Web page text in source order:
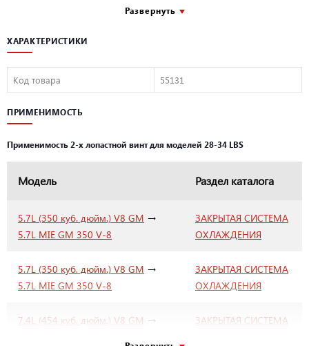
оборудовании и проходят контроль качества перед поступлением в
Mercury/Mercruiser у официального дилера Mercury ООО
«ПроМарин» вы можете быть уверенны в качестве и долговечности
приобретаемых деталей, а так же гарантийном покрытии
покупаемых деталей.
Развернуть
ХАРАКТЕРИСТИКИ
Код товара 55131
ПРИМЕНИМОСТЬ
Применимость 2-х лопастной винт для моделей 28-34 LBS
Модель Раздел каталога
5.7L (350 куб. дюйм.) V8 GM →
5.7L MIE GM 350 V-8
ЗАКРЫТАЯ СИСТЕМА
ОХЛАЖДЕНИЯ
5.7L (350 куб. дюйм.) V8 GM →
5.7L MIE GM 350 V-8
ЗАКРЫТАЯ СИСТЕМА
ОХЛАЖДЕНИЯ
7.4L (454 куб. дюйм.) V8 GM →
ЗАКРЫТАЯ СИСТЕМА